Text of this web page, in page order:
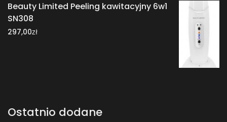
Beauty Limited Peeling kawitacyjny 6w1
SN308
297,00zł
Ostatnio dodane